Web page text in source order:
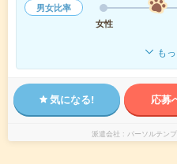
男女比率
女性
も
気になる! 応募
派遣会社 パーソルテン